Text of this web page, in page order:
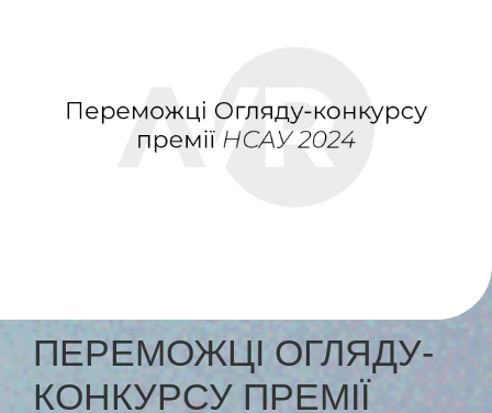
ПЕРЕМОЖЦІ ОГЛЯДУ-
КОНКУРСУ ПРЕМІЇ